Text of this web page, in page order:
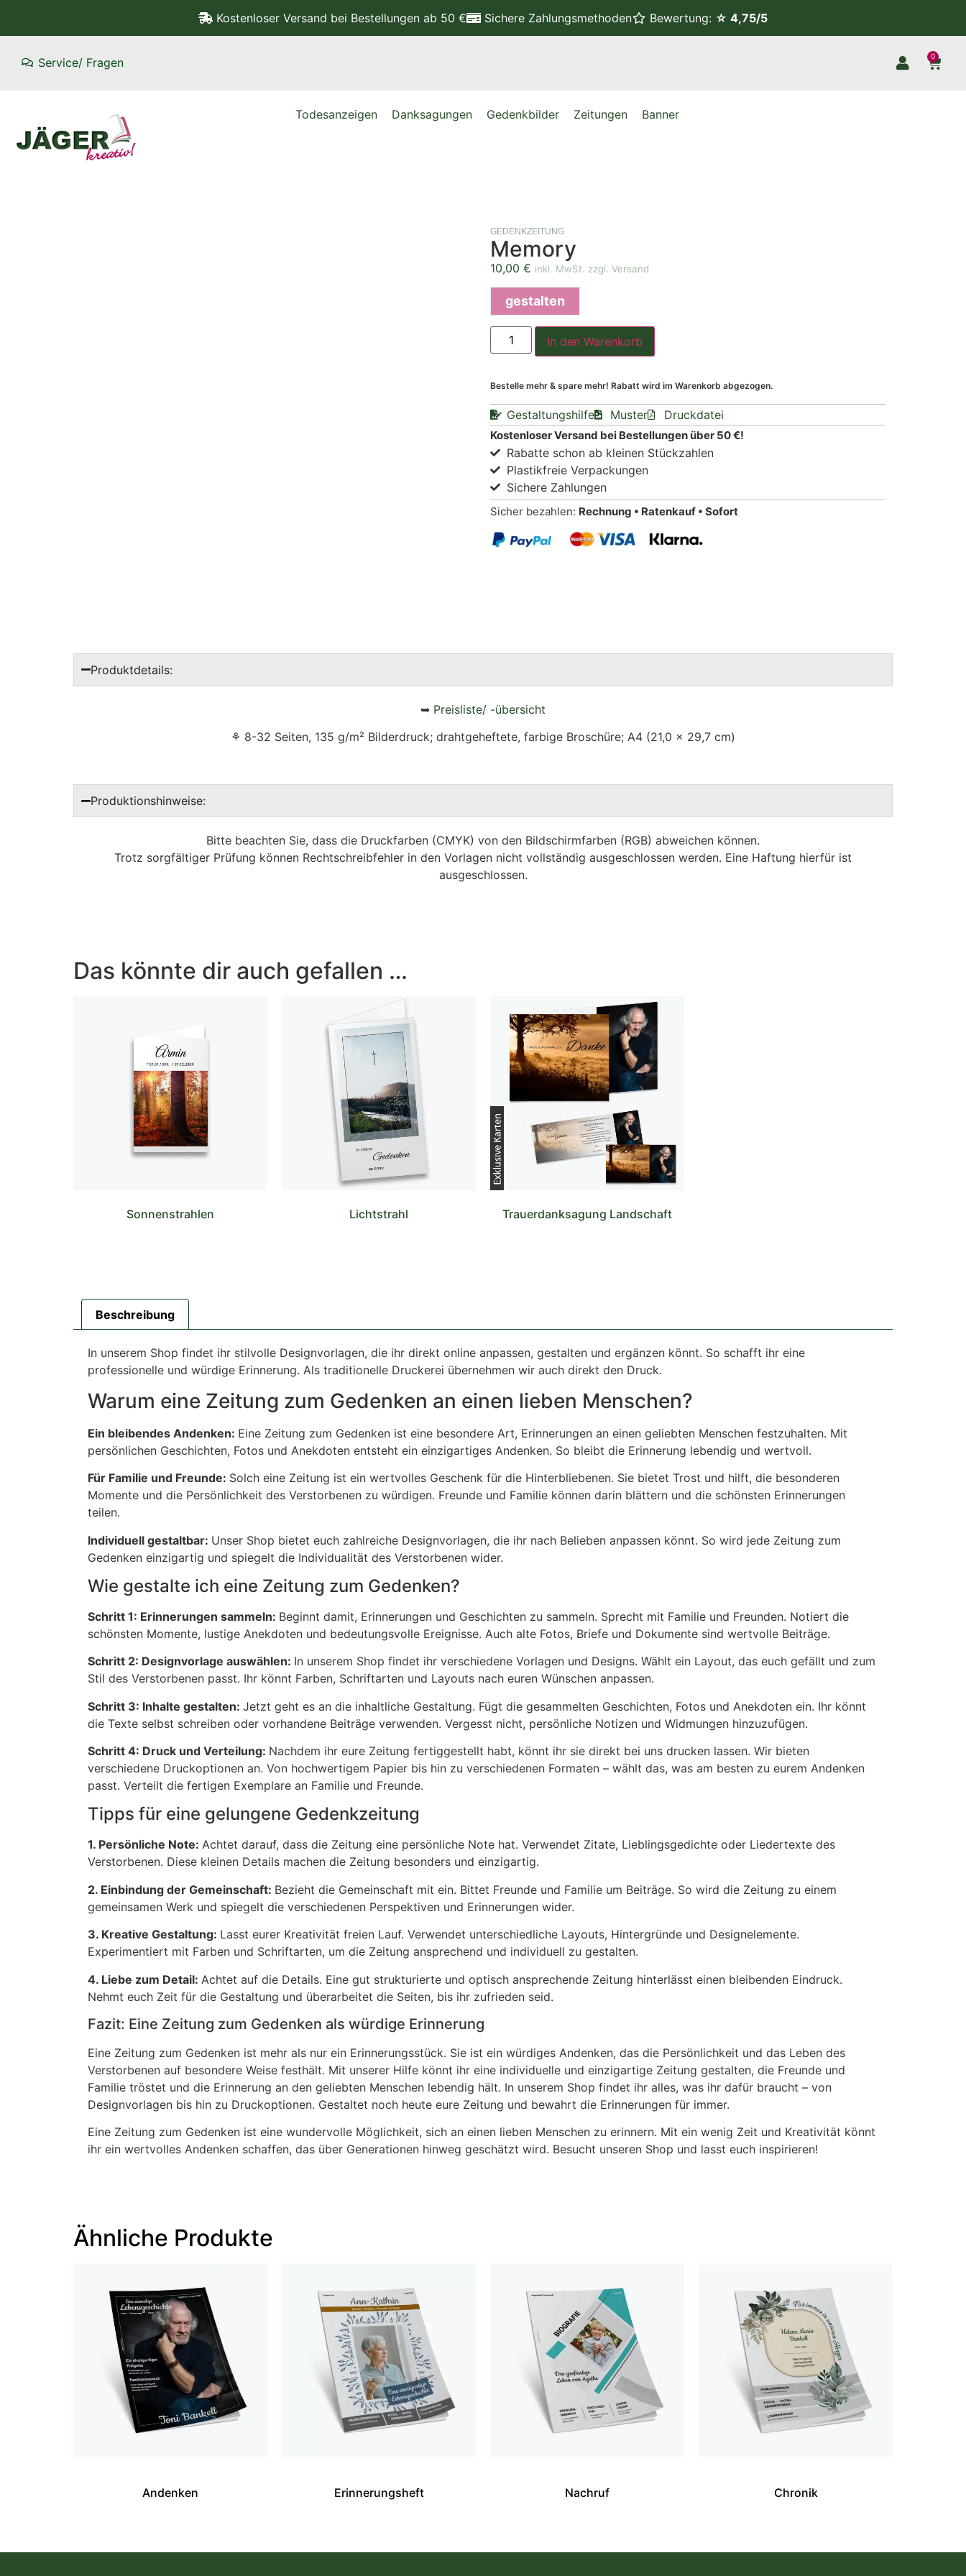
Kostenloser Versand bei Bestellungen ab 50 € Sichere Zahlungsmethoden Bewertung: ☆ 4,75/5
Service/ Fragen 0
Todesanzeigen Danksagungen Gedenkbilder Zeitungen Banner
GEDENKZEITUNG
Memory
10,00 € inkl. MwSt. zzgl. Versand
gestalten
In den Warenkorb
Bestelle mehr & spare mehr! Rabatt wird im Warenkorb abgezogen.
Gestaltungshilfe Muster Druckdatei
Kostenloser Versand bei Bestellungen über 50 €!
Rabatte schon ab kleinen Stückzahlen
Plastikfreie Verpackungen
Sichere Zahlungen
Sicher bezahlen: Rechnung • Ratenkauf • Sofort
Produktdetails:
➥ Preisliste/ -übersicht
⚘ 8-32 Seiten, 135 g/m² Bilderdruck; drahtgeheftete, farbige Broschüre; A4 (21,0 x 29,7 cm)
Produktionshinweise:
Bitte beachten Sie, dass die Druckfarben (CMYK) von den Bildschirmfarben (RGB) abweichen können.
Trotz sorgfältiger Prüfung können Rechtschreibfehler in den Vorlagen nicht vollständig ausgeschlossen werden. Eine Haftung hierfür ist
ausgeschlossen.
Das könnte dir auch gefallen …
Sonnenstrahlen Lichtstrahl Trauerdanksagung Landschaft
Beschreibung
In unserem Shop findet ihr stilvolle Designvorlagen, die ihr direkt online anpassen, gestalten und ergänzen könnt. So schafft ihr eine
professionelle und würdige Erinnerung. Als traditionelle Druckerei übernehmen wir auch direkt den Druck.
Warum eine Zeitung zum Gedenken an einen lieben Menschen?
Ein bleibendes Andenken: Eine Zeitung zum Gedenken ist eine besondere Art, Erinnerungen an einen geliebten Menschen festzuhalten. Mit
persönlichen Geschichten, Fotos und Anekdoten entsteht ein einzigartiges Andenken. So bleibt die Erinnerung lebendig und wertvoll.
Für Familie und Freunde: Solch eine Zeitung ist ein wertvolles Geschenk für die Hinterbliebenen. Sie bietet Trost und hilft, die besonderen
Momente und die Persönlichkeit des Verstorbenen zu würdigen. Freunde und Familie können darin blättern und die schönsten Erinnerungen
teilen.
Individuell gestaltbar: Unser Shop bietet euch zahlreiche Designvorlagen, die ihr nach Belieben anpassen könnt. So wird jede Zeitung zum
Gedenken einzigartig und spiegelt die Individualität des Verstorbenen wider.
Wie gestalte ich eine Zeitung zum Gedenken?
Schritt 1: Erinnerungen sammeln: Beginnt damit, Erinnerungen und Geschichten zu sammeln. Sprecht mit Familie und Freunden. Notiert die
schönsten Momente, lustige Anekdoten und bedeutungsvolle Ereignisse. Auch alte Fotos, Briefe und Dokumente sind wertvolle Beiträge.
Schritt 2: Designvorlage auswählen: In unserem Shop findet ihr verschiedene Vorlagen und Designs. Wählt ein Layout, das euch gefällt und zum
Stil des Verstorbenen passt. Ihr könnt Farben, Schriftarten und Layouts nach euren Wünschen anpassen.
Schritt 3: Inhalte gestalten: Jetzt geht es an die inhaltliche Gestaltung. Fügt die gesammelten Geschichten, Fotos und Anekdoten ein. Ihr könnt
die Texte selbst schreiben oder vorhandene Beiträge verwenden. Vergesst nicht, persönliche Notizen und Widmungen hinzuzufügen.
Schritt 4: Druck und Verteilung: Nachdem ihr eure Zeitung fertiggestellt habt, könnt ihr sie direkt bei uns drucken lassen. Wir bieten
verschiedene Druckoptionen an. Von hochwertigem Papier bis hin zu verschiedenen Formaten – wählt das, was am besten zu eurem Andenken
passt. Verteilt die fertigen Exemplare an Familie und Freunde.
Tipps für eine gelungene Gedenkzeitung
1. Persönliche Note: Achtet darauf, dass die Zeitung eine persönliche Note hat. Verwendet Zitate, Lieblingsgedichte oder Liedertexte des
Verstorbenen. Diese kleinen Details machen die Zeitung besonders und einzigartig.
2. Einbindung der Gemeinschaft: Bezieht die Gemeinschaft mit ein. Bittet Freunde und Familie um Beiträge. So wird die Zeitung zu einem
gemeinsamen Werk und spiegelt die verschiedenen Perspektiven und Erinnerungen wider.
3. Kreative Gestaltung: Lasst eurer Kreativität freien Lauf. Verwendet unterschiedliche Layouts, Hintergründe und Designelemente.
Experimentiert mit Farben und Schriftarten, um die Zeitung ansprechend und individuell zu gestalten.
4. Liebe zum Detail: Achtet auf die Details. Eine gut strukturierte und optisch ansprechende Zeitung hinterlässt einen bleibenden Eindruck.
Nehmt euch Zeit für die Gestaltung und überarbeitet die Seiten, bis ihr zufrieden seid.
Fazit: Eine Zeitung zum Gedenken als würdige Erinnerung
Eine Zeitung zum Gedenken ist mehr als nur ein Erinnerungsstück. Sie ist ein würdiges Andenken, das die Persönlichkeit und das Leben des
Verstorbenen auf besondere Weise festhält. Mit unserer Hilfe könnt ihr eine individuelle und einzigartige Zeitung gestalten, die Freunde und
Familie tröstet und die Erinnerung an den geliebten Menschen lebendig hält. In unserem Shop findet ihr alles, was ihr dafür braucht – von
Designvorlagen bis hin zu Druckoptionen. Gestaltet noch heute eure Zeitung und bewahrt die Erinnerungen für immer.
Eine Zeitung zum Gedenken ist eine wundervolle Möglichkeit, sich an einen lieben Menschen zu erinnern. Mit ein wenig Zeit und Kreativität könnt
ihr ein wertvolles Andenken schaffen, das über Generationen hinweg geschätzt wird. Besucht unseren Shop und lasst euch inspirieren!
Ähnliche Produkte
Andenken Erinnerungsheft Nachruf Chronik